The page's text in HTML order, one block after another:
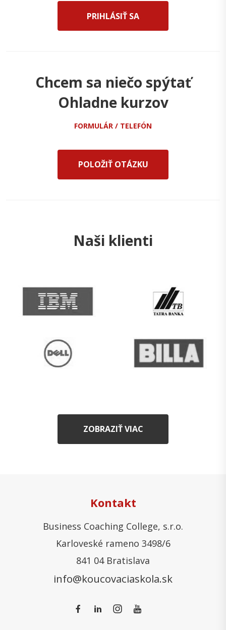
PRIHLÁSIŤ SA
Chcem sa niečo spýtať
Ohladne kurzov
FORMULÁR / TELEFÓN
POLOŽIŤ OTÁZKU
Naši klienti
ZOBRAZIŤ VIAC
Kontakt
Business Coaching College, s.r.o.
Karloveské rameno 3498/6
841 04 Bratislava
info@koucovaciaskola.sk